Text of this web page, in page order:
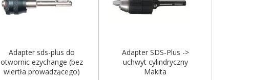
Adapter sds-plus do
otwornic ezychange (bez
wiertła prowadzącego)
Adapter SDS-Plus ->
uchwyt cylindryczny
Makita